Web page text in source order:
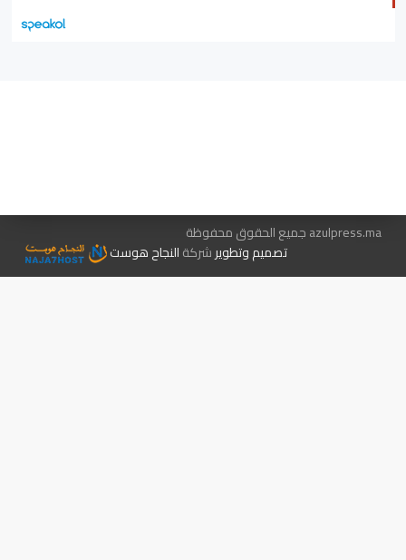
azulpress.ma جميع الحقوق محفوظة
تصميم وتطويرشركةالنجاح هوست